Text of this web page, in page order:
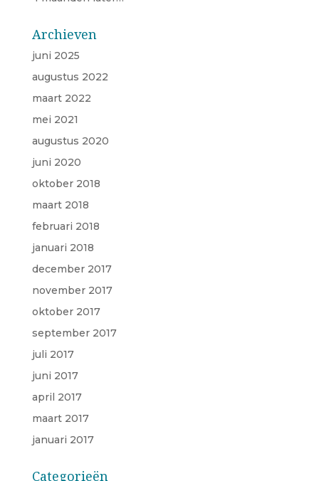
Archieven
juni 2025
augustus 2022
maart 2022
mei 2021
augustus 2020
juni 2020
oktober 2018
maart 2018
februari 2018
januari 2018
december 2017
november 2017
oktober 2017
september 2017
juli 2017
juni 2017
april 2017
maart 2017
januari 2017
Categorieën